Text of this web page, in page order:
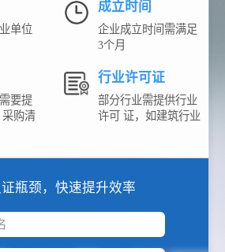
单位
成立时间
企业成立时间需满足
3个月
要提
购清
行业许可证
部分行业需提供行业
许可 证，如建筑行业
瓶颈，快速提升效率